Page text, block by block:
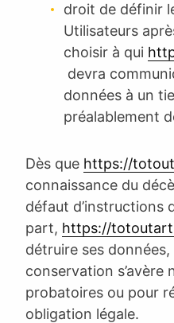
droit de définir
Utilisateurs
choisir à qui
devra
données à un
préalablement
Dès que https://
connaissance du
défaut d’instructions
part, https://
détruire ses données,
conservation s’avère
probatoires ou pour
obligation légale.